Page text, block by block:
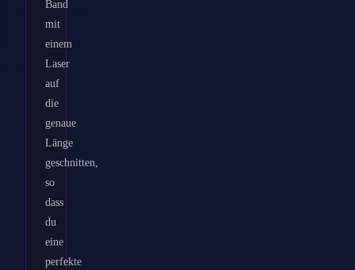
Band
mit
einem
Laser
auf
die
genaue
Länge
geschnitten,
so
dass
du
eine
perfekte